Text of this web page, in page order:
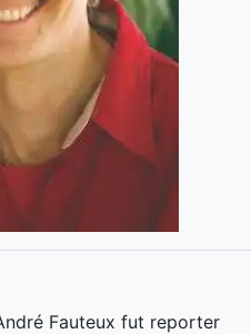
Fauteux fut reporter